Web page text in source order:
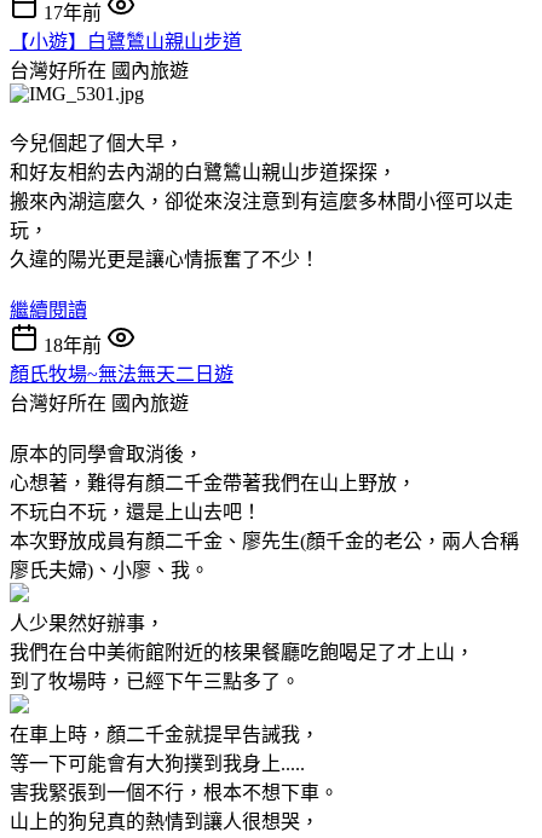
17年前
【小遊】白鷺鷥山親山步道
台灣好所在 國內旅遊
今兒個起了個大早，
和好友相約去內湖的白鷺鷥山親山步道探探，
搬來內湖這麼久，卻從來沒注意到有這麼多林間小徑可以走
玩，
久違的陽光更是讓心情振奮了不少！
繼續閱讀
18年前
顏氏牧場~無法無天二日遊
台灣好所在 國內旅遊
原本的同學會取消後，
心想著，難得有顏二千金帶著我們在山上野放，
不玩白不玩，還是上山去吧！
本次野放成員有顏二千金、廖先生(顏千金的老公，兩人合稱
廖氏夫婦)、小廖、我。
人少果然好辦事，
我們在台中美術館附近的核果餐廳吃飽喝足了才上山，
到了牧場時，已經下午三點多了。
在車上時，顏二千金就提早告誡我，
等一下可能會有大狗撲到我身上.....
害我緊張到一個不行，根本不想下車。
山上的狗兒真的熱情到讓人很想哭，